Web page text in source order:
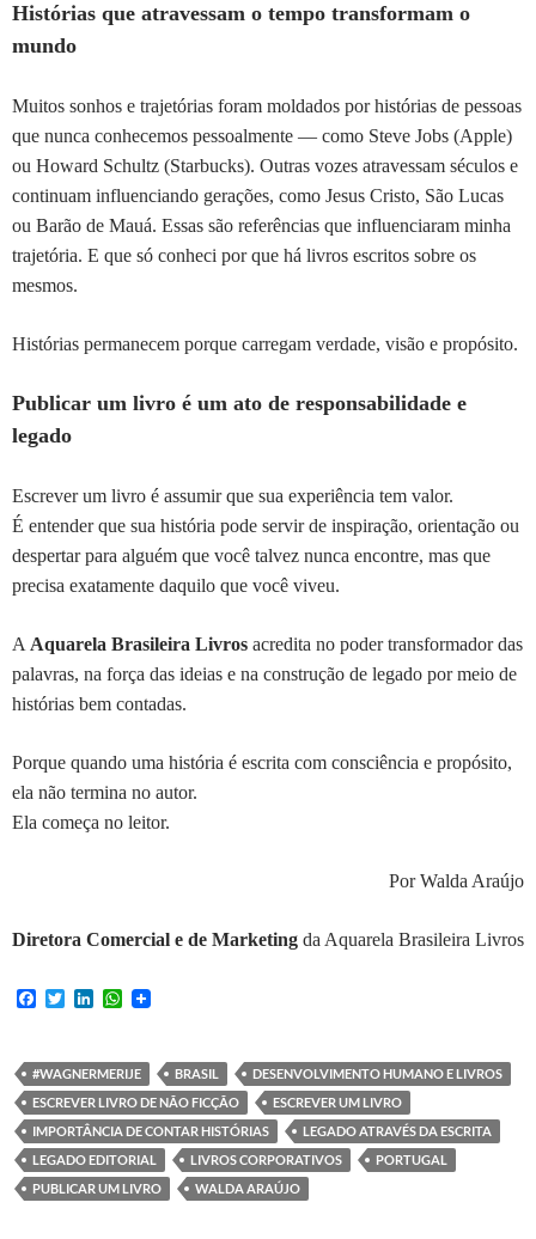
Histórias que atravessam o tempo transformam o
mundo
Muitos sonhos e trajetórias foram moldados por histórias de pessoas
que nunca conhecemos pessoalmente — como Steve Jobs (Apple)
ou Howard Schultz (Starbucks). Outras vozes atravessam séculos e
continuam influenciando gerações, como Jesus Cristo, São Lucas
ou Barão de Mauá. Essas são referências que influenciaram minha
trajetória. E que só conheci por que há livros escritos sobre os
mesmos.
Histórias permanecem porque carregam verdade, visão e propósito.
Publicar um livro é um ato de responsabilidade e
legado
Escrever um livro é assumir que sua experiência tem valor.
É entender que sua história pode servir de inspiração, orientação ou
despertar para alguém que você talvez nunca encontre, mas que
precisa exatamente daquilo que você viveu.
A Aquarela Brasileira Livros acredita no poder transformador das
palavras, na força das ideias e na construção de legado por meio de
histórias bem contadas.
Porque quando uma história é escrita com consciência e propósito,
ela não termina no autor.
Ela começa no leitor.
Por Walda Araújo
Diretora Comercial e de Marketing da Aquarela Brasileira Livros
F
b
o
o
k
T
t
e
r
e
d
I
n
W
s
A
p
p
#WAGNERMERIJE BRASIL
DESENVOLVIMENTO HUMANO E LIVROS
ESCREVER LIVRO DE NÃO FICÇÃO
ESCREVER UM LIVRO
IMPORTÂNCIA DE CONTAR HISTÓRIAS
LEGADO ATRAVÉS DA ESCRITA
LEGADO EDITORIAL
LIVROS CORPORATIVOS
PORTUGAL
PUBLICAR UM LIVRO
WALDA ARAÚJO